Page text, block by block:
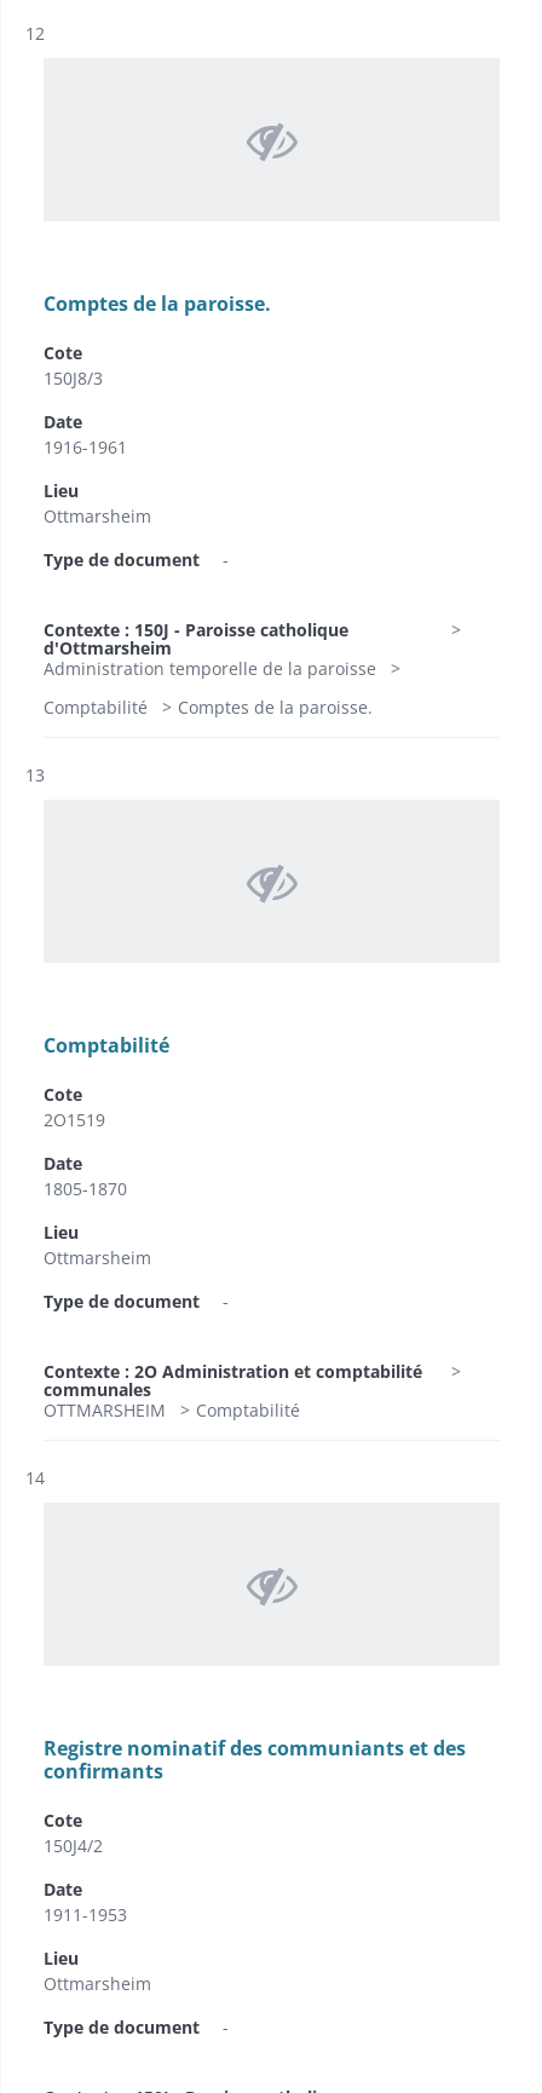
Résultat n°
12
Comptes de la paroisse.
Cote
150J8/3
Date
1916-1961
Lieu
Ottmarsheim
Type de document
-
Contexte : 150J - Paroisse catholique
d'Ottmarsheim
Administration temporelle de la paroisse
Comptabilité
Comptes de la paroisse.
Résultat n°
13
Comptabilité
Cote
2O1519
Date
1805-1870
Lieu
Ottmarsheim
Type de document
-
Contexte : 2O Administration et comptabilité
communales
OTTMARSHEIM
Comptabilité
Résultat n°
14
Registre nominatif des communiants et des
confirmants
Cote
150J4/2
Date
1911-1953
Lieu
Ottmarsheim
Type de document
-